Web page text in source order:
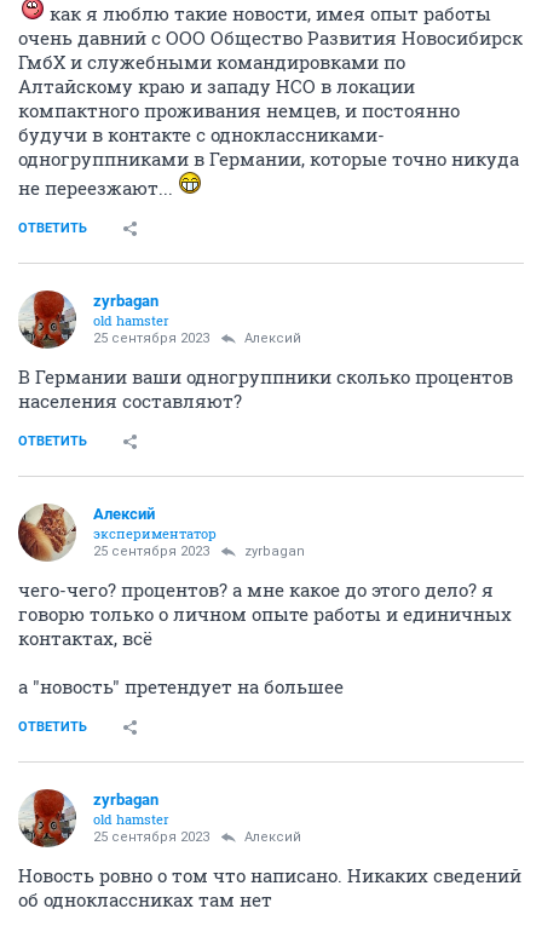
как я люблю такие новости, имея опыт работы
очень давний с ООО Общество Развития Новосибирск
ГмбХ и служебными командировками по
Алтайскому краю и западу НСО в локации
компактного проживания немцев, и постоянно
будучи в контакте с одноклассниками-
одногруппниками в Германии, которые точно никуда
не переезжают...
ОТВЕТИТЬ
zyrbagan
old hamster
25 сентября 2023 Алексий
В Германии ваши одногруппники сколько процентов
населения составляют?
ОТВЕТИТЬ
Алексий
экспериментатор
25 сентября 2023 zyrbagan
чего-чего? процентов? а мне какое до этого дело? я
говорю только о личном опыте работы и единичных
контактах, всё
а "новость" претендует на большее
ОТВЕТИТЬ
zyrbagan
old hamster
25 сентября 2023 Алексий
Новость ровно о том что написано. Никаких сведений
об одноклассниках там нет